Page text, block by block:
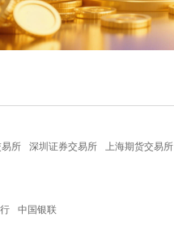
所 深圳证券交易所 上海期货交易所
中国银联